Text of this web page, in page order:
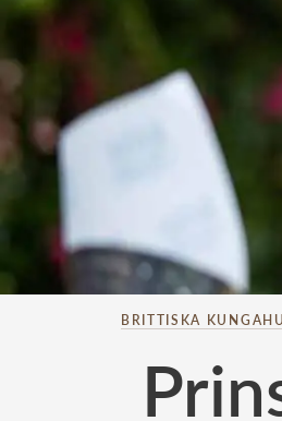
BRITTISKA